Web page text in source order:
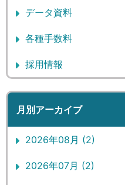
データ資料
各種手数料
採用情報
月別アーカイブ
2026年08月 (2)
2026年07月 (2)